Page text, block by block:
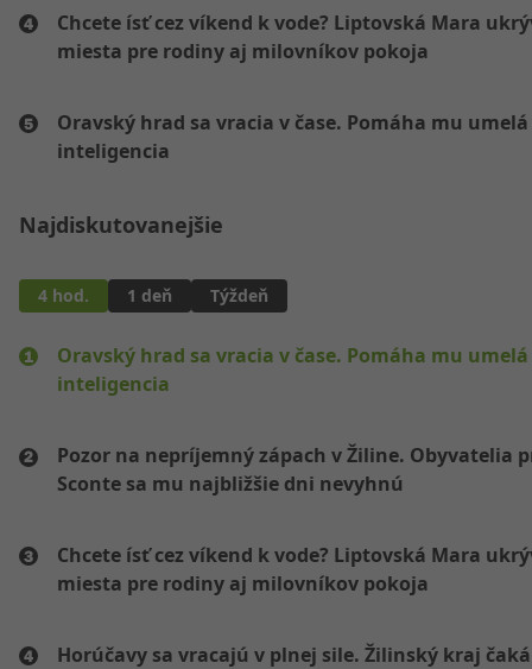
Chcete ísť cez víkend k vode? Liptovská Mara
miesta pre rodiny aj milovníkov pokoja
Oravský hrad sa vracia v čase. Pomáha mu umelá
inteligencia
Najdiskutovanejšie
4 hod. 1 deň Týždeň
Oravský hrad sa vracia v čase. Pomáha mu umelá
inteligencia
Pozor na nepríjemný zápach v Žiline. Obyvatelia
Sconte sa mu najbližšie dni nevyhnú
Chcete ísť cez víkend k vode? Liptovská Mara
miesta pre rodiny aj milovníkov pokoja
Horúčavy sa vracajú v plnej sile. Žilinský kraj čaká